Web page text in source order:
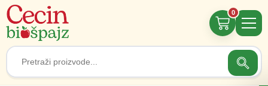
Search
for:
0